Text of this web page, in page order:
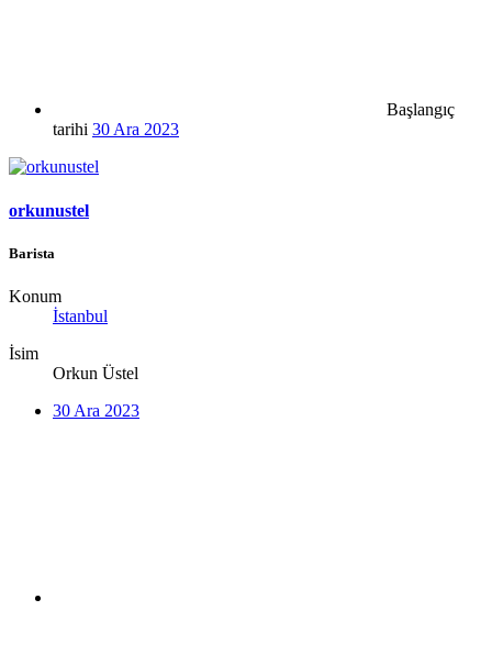
Başlangıç
tarihi 30 Ara 2023
orkunustel
Barista
Konum
İstanbul
İsim
Orkun Üstel
30 Ara 2023